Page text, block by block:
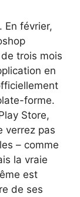
En février,
trois mois
en
forme.
Store,
verrez pas
– comme
la vraie
est
de ses